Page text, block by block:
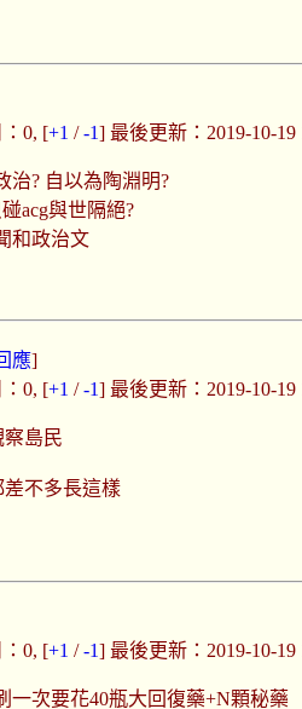
0, [+1 /-1] 最後更新：2019-10-19
治? 自以為陶淵明?
acg與世隔絕?
和政治文
應]
0, [+1 /-1] 最後更新：2019-10-19
島民
不多長這樣
0, [+1 /-1] 最後更新：2019-10-19
一次要花40瓶大回復藥+N顆秘藥